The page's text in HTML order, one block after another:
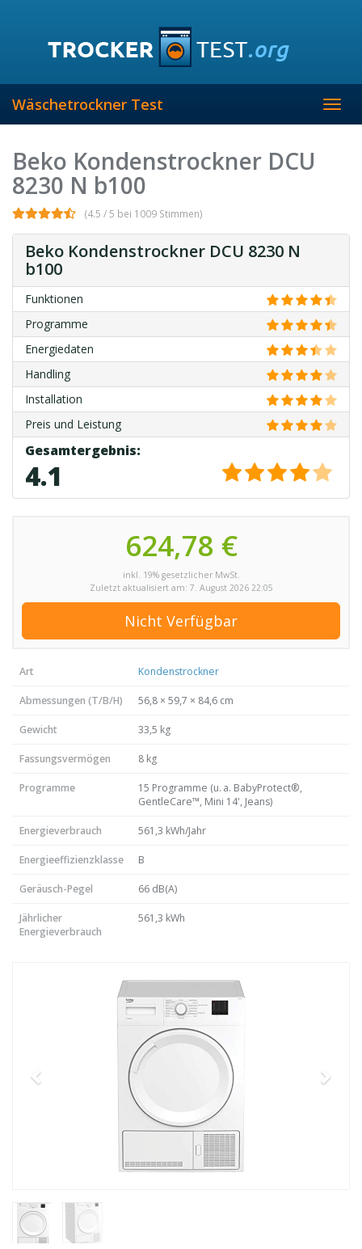
Wäschetrockner Test
Beko Kondenstrockner DCU
8230 N b100
(4.5 / 5 bei 1009 Stimmen)
Beko Kondenstrockner DCU 8230 N
b100
Funktionen
Programme
Energiedaten
Handling
Installation
Preis und Leistung
4.1
624,78 €
inkl. 19% gesetzlicher MwSt.
Zuletzt aktualisiert am: 7. August 2026 22:05
Nicht Verfügbar
Art Kondenstrockner
Abmessungen (T/B/H) 56,8 × 59,7 × 84,6 cm
Gewicht 33,5 kg
Fassungsvermögen 8 kg
Programme
15 Programme (u. a. BabyProtect®,
GentleCare™, Mini 14', Jeans)
Energieverbrauch 561,3 kWh/Jahr
Energieeffizienzklasse B
Geräusch-Pegel 66 dB(A)
Jährlicher
Energieverbrauch
561,3 kWh